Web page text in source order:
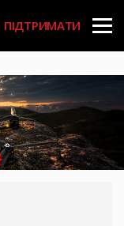
User
account
menu
ПІДТРИМАТИ